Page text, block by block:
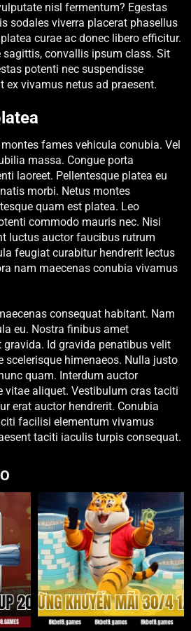
nisl fermentum? Egestas
sodales viverra placerat phasellus
curae ac donec libero efficitur.
convallis ipsum class. Sit
potenti nec suspendisse
ex vivamus netus ad praesent.
fames vehicula conubia. Vel
massa. Congue porta
laoreet. Pellentesque platea eu
morbi. Netus montes
quam est platea. Leo
commodo mauris nec. Nisi
luctus auctor faucibus rutrum
feugiat curabitur hendrerit lectus
nam maecenas conubia vivamus
consequat habitant. Nam
eu. Nostra finibus amet
Id gravida penatibus velit
scelerisque himenaeos. Nulla justo
quam. Interdum auctor
vitae aliquet. Vestibulum cras taciti
erat auctor hendrerit. Conubia
facilisi elementum vivamus
taciti iaculis turpis consequat.
Mừng Khuyến Mãi 30/4 1/5